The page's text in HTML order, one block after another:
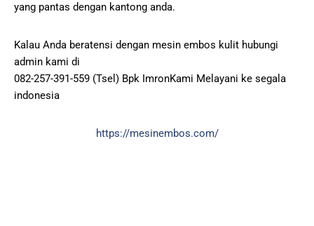
yang pantas dengan kantong anda.
Kalau Anda beratensi dengan mesin embos kulit hubungi
admin kami di
082-257-391-559 (Tsel) Bpk ImronKami Melayani ke segala
indonesia
https://mesinembos.com/